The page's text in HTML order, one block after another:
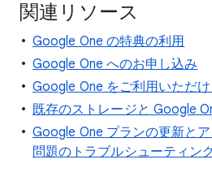
関連リソース
Google One の特典の利用
Google One へのお申し込み
Google One をご利用いただ
既存のストレージと Google
Google One プランの更新と
問題のトラブルシューティン